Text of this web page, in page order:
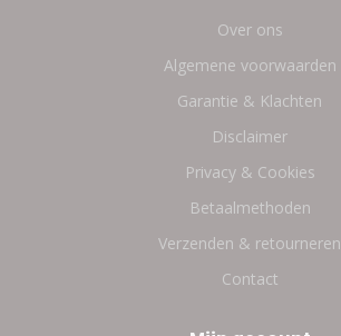
Over ons
Algemene voorwaarden
Garantie & Klachten
Disclaimer
Privacy & Cookies
Betaalmethoden
Verzenden & retourneren
Contact